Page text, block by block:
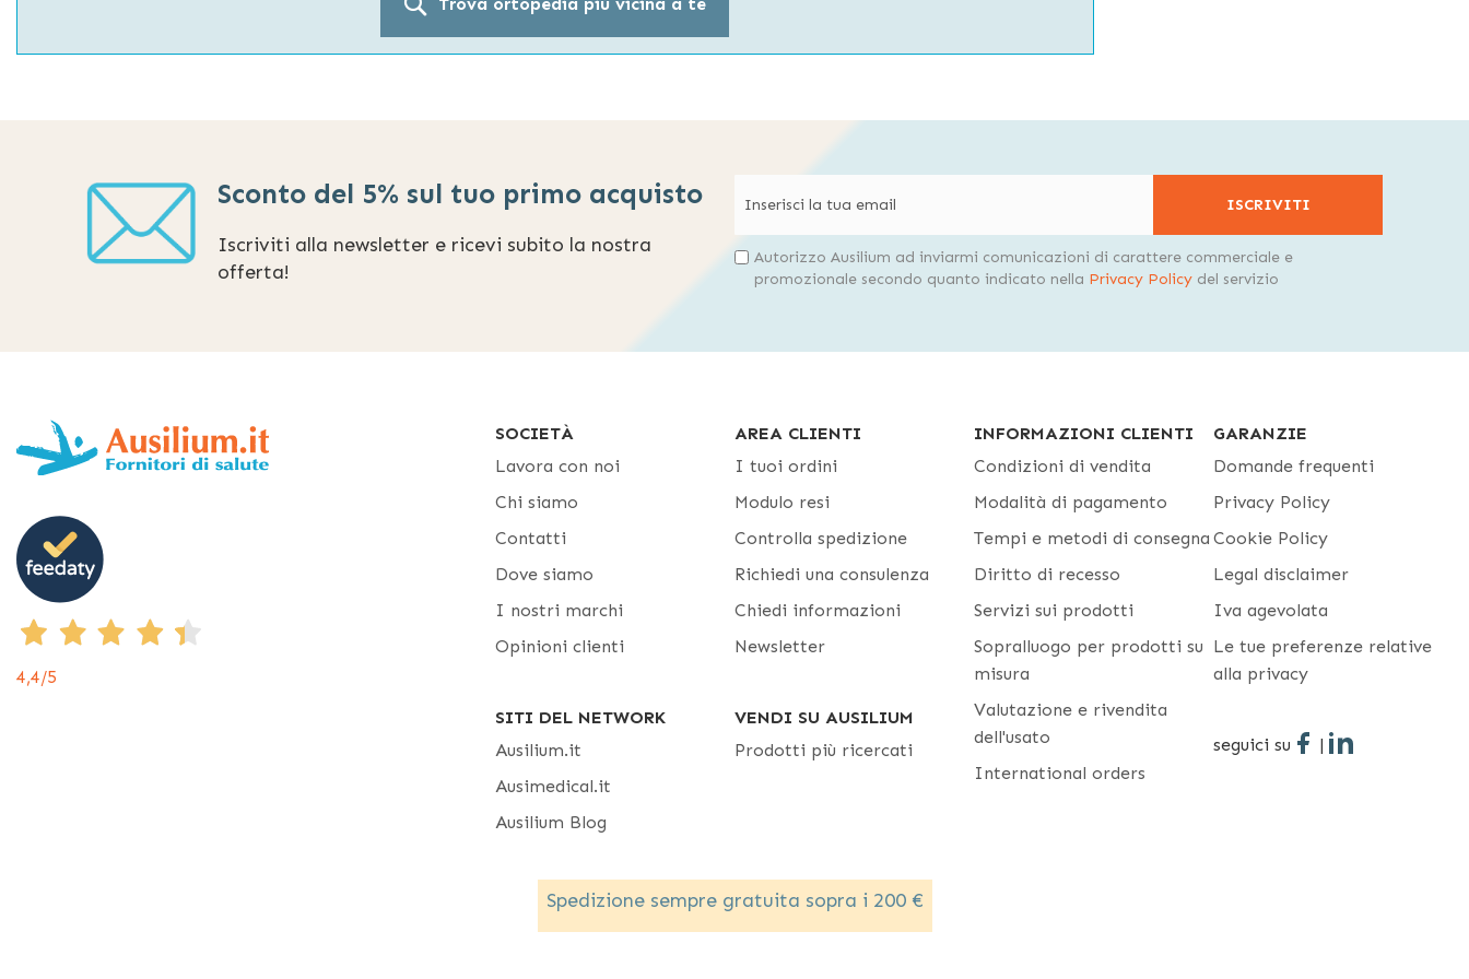
Sconto del 5% sul tuo primo acquisto
Iscriviti alla newsletter e ricevi subito la nostra
offerta!
ISCRIVITI
Autorizzo Ausilium ad inviarmi comunicazioni di carattere commerciale e
promozionale secondo quanto indicato nella Privacy Policy del servizio
4,4/5
SOCIETÀ
Lavora con noi
Chi siamo
Contatti
Dove siamo
I nostri marchi
Opinioni clienti
SITI DEL NETWORK
Ausilium.it
Ausimedical.it
Ausilium Blog
AREA CLIENTI
I tuoi ordini
Modulo resi
Controlla spedizione
Richiedi una consulenza
Chiedi informazioni
Newsletter
VENDI SU AUSILIUM
Prodotti più ricercati
INFORMAZIONI CLIENTI
Condizioni di vendita
Modalità di pagamento
Tempi e metodi di consegna
Diritto di recesso
Servizi sui prodotti
Sopralluogo per prodotti su
misura
Valutazione e rivendita
dell'usato
International orders
GARANZIE
Domande frequenti
Privacy Policy
Cookie Policy
Legal disclaimer
Iva agevolata
Le tue preferenze relative
alla privacy
seguici su |
Spedizione sempre gratuita sopra i 200 €